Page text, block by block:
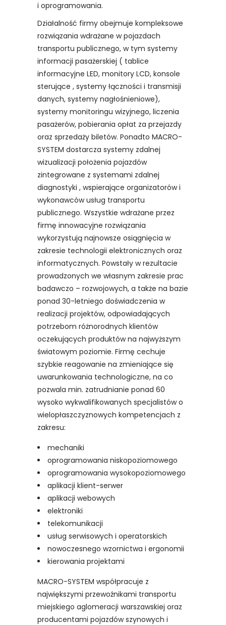
i oprogramowania.
Działalność firmy obejmuje kompleksowe
rozwiązania wdrażane w pojazdach
transportu publicznego, w tym systemy
informacji pasażerskiej ( tablice
informacyjne LED, monitory LCD, konsole
sterujące , systemy łączności i transmisji
danych, systemy nagłośnieniowe),
systemy monitoringu wizyjnego, liczenia
pasażerów, pobierania opłat za przejazdy
oraz sprzedaży biletów. Ponadto MACRO-
SYSTEM dostarcza systemy zdalnej
wizualizacji położenia pojazdów
zintegrowane z systemami zdalnej
diagnostyki , wspierające organizatorów i
wykonawców usług transportu
publicznego. Wszystkie wdrażane przez
firmę innowacyjne rozwiązania
wykorzystują najnowsze osiągnięcia w
zakresie technologii elektronicznych oraz
informatycznych. Powstały w rezultacie
prowadzonych we własnym zakresie prac
badawczo – rozwojowych, a także na bazie
ponad 30-letniego doświadczenia w
realizacji projektów, odpowiadających
potrzebom różnorodnych klientów
oczekujących produktów na najwyższym
światowym poziomie. Firmę cechuje
szybkie reagowanie na zmieniające się
uwarunkowania technologiczne, na co
pozwala min. zatrudnianie ponad 60
wysoko wykwalifikowanych specjalistów o
wielopłaszczyznowych kompetencjach z
zakresu:
mechaniki
oprogramowania niskopoziomowego
oprogramowania wysokopoziomowego
aplikacji klient-serwer
aplikacji webowych
elektroniki
telekomunikacji
usług serwisowych i operatorskich
nowoczesnego wzornictwa i ergonomii
kierowania projektami
MACRO-SYSTEM współpracuje z
największymi przewoźnikami transportu
miejskiego aglomeracji warszawskiej oraz
producentami pojazdów szynowych i